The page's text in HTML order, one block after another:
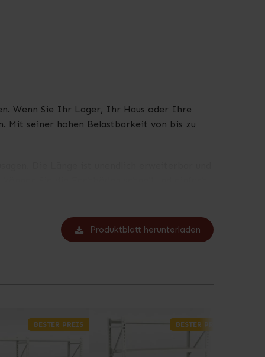
Wenn Sie Ihr Lager, Ihr Haus oder Ihre
Mit seiner hohen Belastbarkeit von bis zu
nutzen zu können.
oder Kommissionierlager, in denen
die Produkte einen guten Halt haben und
Produktblatt herunterladen
BESTER PREIS BESTER PREIS